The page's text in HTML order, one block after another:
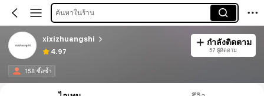
ค้นหาในร้าน
xixizhuangshi
4.97
กำลังติดตาม
57 ผู้ติดตาม
158 ซื้อซ้ำ